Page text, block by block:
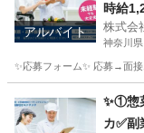
アルバイト
養内ok
時給
株式会
神奈川
✨応募フォーム✨ 応募→面
キ
✨①惣
カ✅